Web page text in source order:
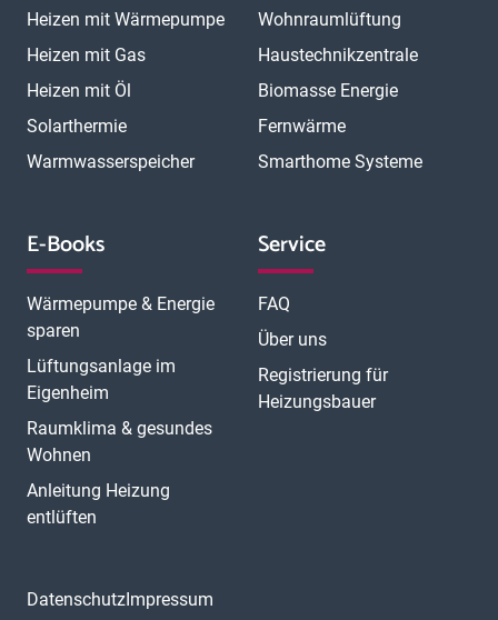
Heizen mit Wärmepumpe
Heizen mit Gas
Heizen mit Öl
Solarthermie
Warmwasserspeicher
Wohnraumlüftung
Haustechnikzentrale
Biomasse Energie
Fernwärme
Smarthome Systeme
E-Books
Wärmepumpe & Energie
sparen
Lüftungsanlage im
Eigenheim
Raumklima & gesundes
Wohnen
Anleitung Heizung
entlüften
Service
FAQ
Über uns
Registrierung für
Heizungsbauer
DatenschutzImpressum